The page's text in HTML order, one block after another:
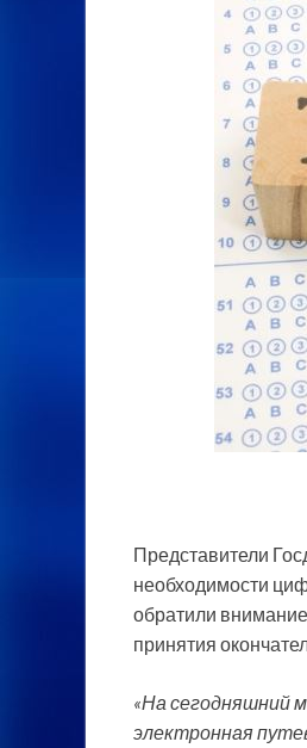
Представители
необходимости
обратили
принятия
«На сегодняшний
электронная